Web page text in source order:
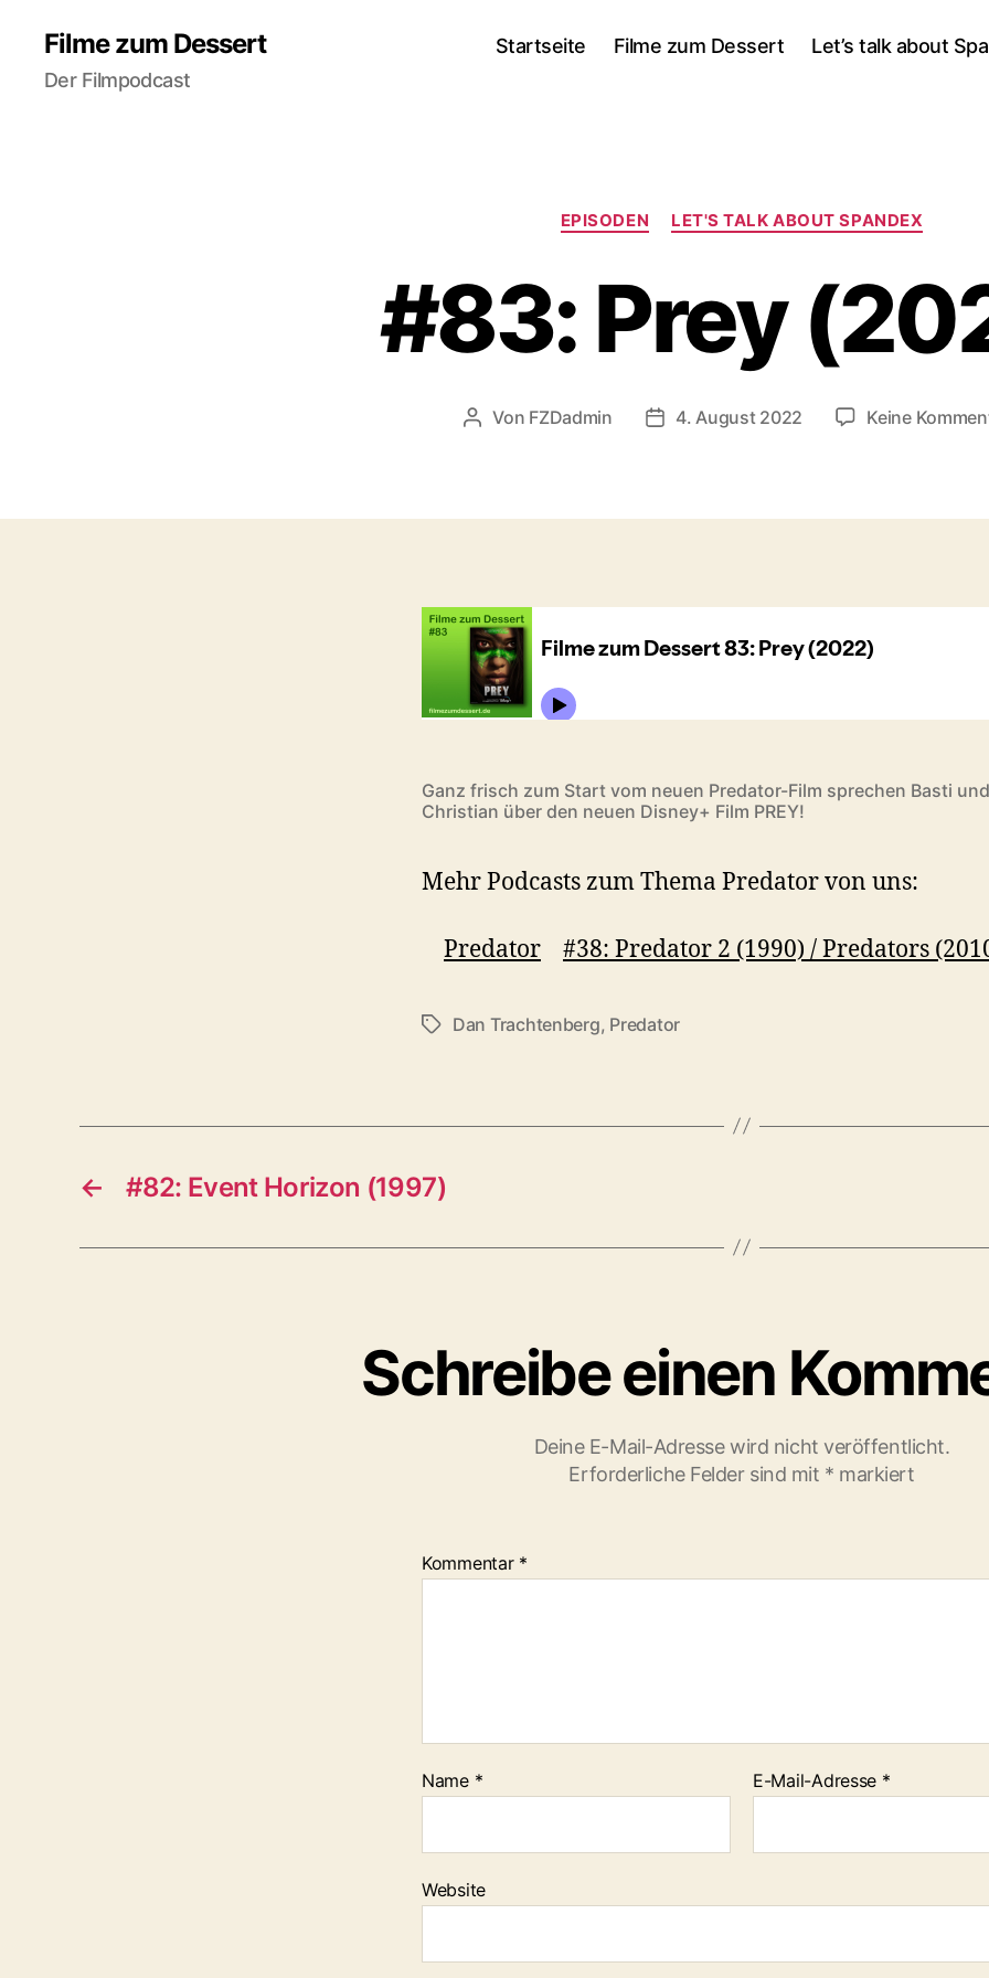
Filme zum Dessert
Der Filmpodcast
Startseite Filme zum Dessert Let’s talk about
Kategorien
EPISODEN LET'S TALK ABOUT SPANDEX
#83: Prey
Beitragsautor
Von FZDadmin Veröffentlichungsdatum
4. August 2022 Keine
Ganz frisch zum Start vom neuen Predator-Film sprechen Basti und
Christian über den neuen Disney+ Film PREY!
Mehr Podcasts zum Thema Predator von uns:
Predator #38: Predator 2 (1990) / Predators
Schlagwörter
Dan Trachtenberg, Predator
← #82: Event Horizon (1997)
Schreibe einen
Deine E-Mail-Adresse wird nicht veröffentlicht.
Erforderliche Felder sind mit * markiert
Kommentar *
Name * E-Mail-Adresse *
Website